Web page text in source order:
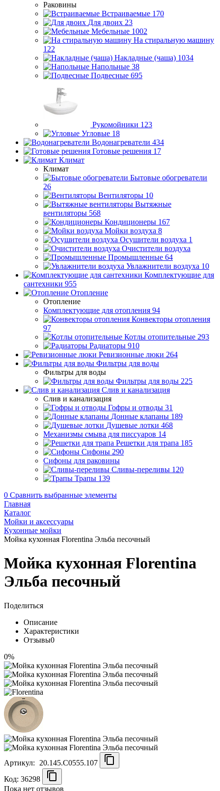
Раковины
Встраиваемые 170
Для двоих 23
Мебельные 1002
На стиральную машину
122
Накладные (чаша) 1034
Напольные 38
Подвесные 695
Рукомойники 123
Угловые 18
Водонагреватели 434
Готовые решения 17
Климат
Климат
Бытовые обогреватели
26
Вентиляторы 10
Вытяжные
вентиляторы 568
Кондиционеры 167
Мойки воздуха 8
Осушители воздуха 1
Очистители воздуха
Промышленные 64
Увлажнители воздуха 10
Комплектующие для
сантехники 955
Отопление
Отопление
Комплектующие для отопления 94
Конвекторы отопления
97
Котлы отопительные 293
Радиаторы 910
Ревизионные люки 264
Фильтры для воды
Фильтры для воды
Фильтры для воды 225
Слив и канализация
Слив и канализация
Гофры и отводы 31
Донные клапаны 189
Душевые лотки 468
Механизмы смыва для писсуаров 14
Решетки для трапа 185
Сифоны 290
Сифоны для раковины
Сливы-переливы 120
Трапы 139
0 Сравнить выбранные элементы
Главная
Каталог
Мойки и аксессуары
Кухонные мойки
Мойка кухонная Florentina Эльба песочный
Мойка кухонная Florentina
Эльба песочный
Поделиться
Описание
Характеристики
Отзывы0
0%
Артикул:
20.145.C0555.107
Код: 36298
Пока нет отзывов